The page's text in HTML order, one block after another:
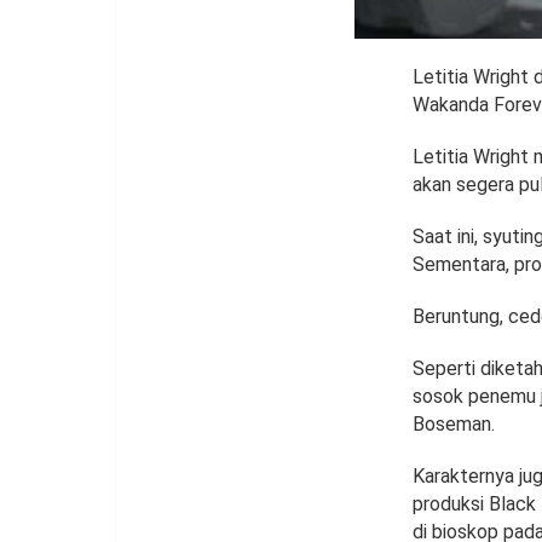
Letitia Wright
Wakanda
Letitia Wright
akan segera
Saat ini,
Sementara,
Beruntung,
Seperti
sosok penemu
Boseman.
Karakternya
produksi Black
di bioskop